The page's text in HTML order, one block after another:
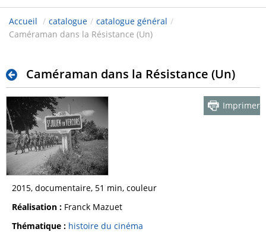
Accueil / catalogue / catalogue général /
Caméraman dans la Résistance (Un)
Caméraman dans la Résistance (Un)
Imprimer
2015, documentaire, 51 min, couleur
Réalisation : Franck Mazuet
Thématique : histoire du cinéma